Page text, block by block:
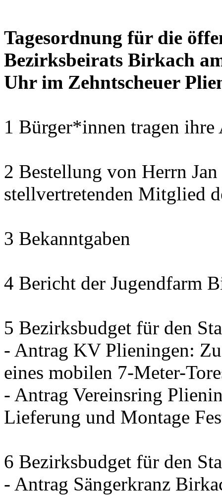
Tagesordnung für die
Bezirksbeirats Birkach
Uhr im Zehntscheuer
1 Bürger*innen tragen
2 Bestellung von Herrn
stellvertretenden Mitglied
3 Bekanntgaben
4 Bericht der Jugendfarm
5 Bezirksbudget für den
- Antrag KV Plieningen:
eines mobilen 7-Meter-
- Antrag Vereinsring
Lieferung und Montage
6 Bezirksbudget für den
- Antrag Sängerkranz